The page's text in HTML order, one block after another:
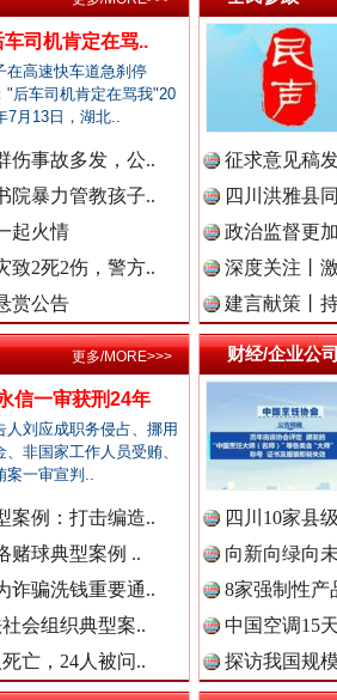
廉政法纪网.
律师在线.
国参政网.中
全民新闻网.
公众新闻网.
公民新闻网.
展新颜 “
的秘密 高速路
车司机肯定在骂..
在高速快车道急刹停
"后车司机肯定在骂我"20
7月13日，湖北..
伤事故多发，公..
院暴力管教孩子..
起火情
致2死2伤，警方..
赏公告
征求意见稿
四川洪雅县
政治监督更
深度关注丨
建言献策丨
信一审获刑24年
人刘应成职务侵占、挪用
、非国家工作人员受贿、
案一审宣判..
案例：打击编造..
赌球典型案例 ..
诈骗洗钱重要通..
会组织典型案..
亡，24人被问..
更多/MORE>>> 财经/企业公
四川10家县
向新向绿向
8家强制性产
中国空调15
探访我国规